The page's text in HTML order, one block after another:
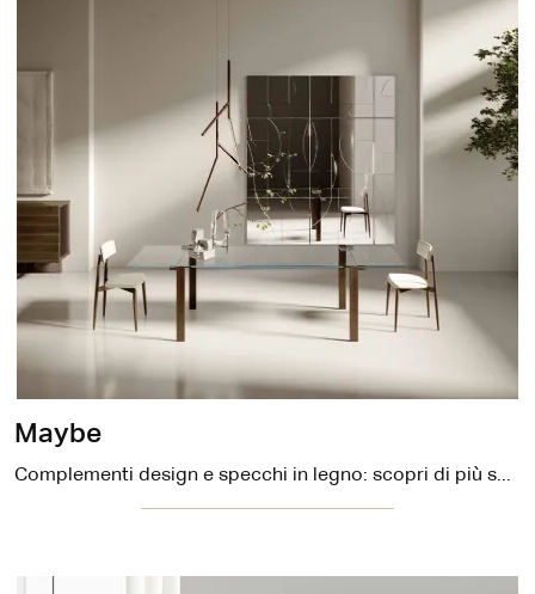
Maybe
Complementi design e specchi in legno: scopri di più sul modello Maybe di Tonelli e potrai impreziosire i tuoi spazi.